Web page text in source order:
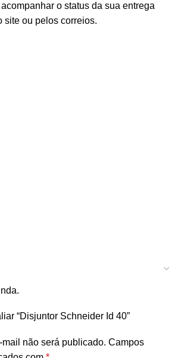
o status da sua entrega
site ou pelos correios.
“Disjuntor Schneider Id 40”
não será publicado. Campos